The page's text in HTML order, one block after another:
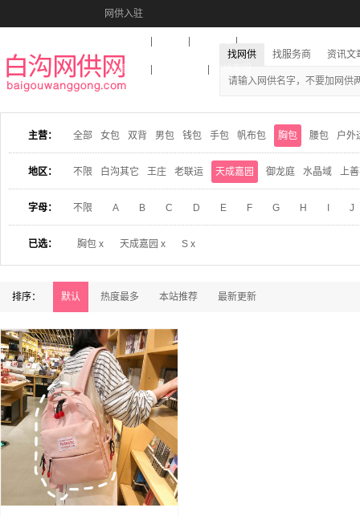
网供入驻
收藏本站
找网供 找服务商 资讯文
主营： 全部 女包 双背 男包 钱包 手包 帆布包 胸包 腰包 户外
地区： 不限 白沟其它 王庄 老联运 天成嘉园 御龙庭 水晶域 上
字母： 不限 A B C D E F G H J
已选： 胸包 x 天成嘉园 x S x
排序： 默认 热度最多 本站推荐 最新更新